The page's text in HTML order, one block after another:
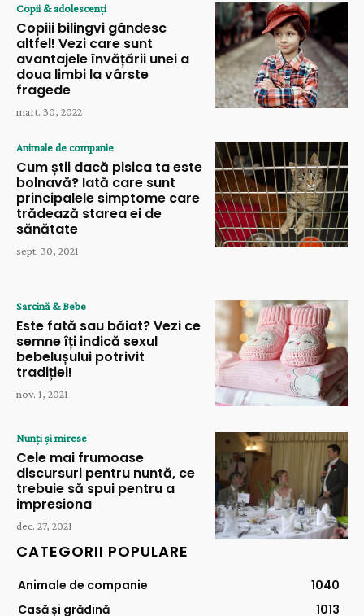
Copii & adolescenți
Copiii bilingvi gândesc
altfel! Vezi care sunt
avantajele învățării unei a
doua limbi la vârste
fragede
mart. 30, 2022
Animale de companie
Cum știi dacă pisica ta este
bolnavă? Iată care sunt
principalele simptome care
trădează starea ei de
sănătate
sept. 30, 2021
Sarcină & Bebe
Este fată sau băiat? Vezi ce
semne îți indică sexul
bebelușului potrivit
tradiției!
nov. 1, 2021
Nunți și mirese
Cele mai frumoase
discursuri pentru nuntă, ce
trebuie să spui pentru a
impresiona
dec. 27, 2021
CATEGORII POPULARE
Animale de companie
1040
Casă și grădină
1013